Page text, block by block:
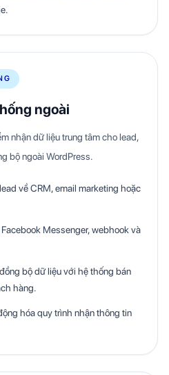
ngoài
nhận dữ liệu trung tâm cho lead,
bộ ngoài WordPress.
về CRM, email marketing hoặc
Messenger, webhook và
bộ dữ liệu với hệ thống bán
hàng.
hóa quy trình nhận thông tin